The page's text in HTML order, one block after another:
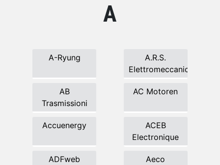
A
A-Ryung
A.R.S.
Elettromeccanica
AB
Trasmissioni
AC Motoren
Accuenergy
ACEB
Electronique
ADFweb Aeco